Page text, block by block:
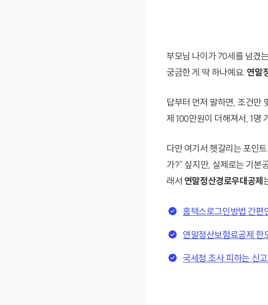
부모님 나이가 70세를 넘겼
궁금한 게 딱 하나예요. 연말
답부터 먼저 말하면, 조건만
제 100만원이 더해져서, 1명
다만 여기서 헷갈리는 포인
가?” 싶지만, 실제로는 기본
래서 연말정산경로우대공제
홈택스로그인방법 간편
연말정산보험료공제 한
국세청 조사 피하는 신